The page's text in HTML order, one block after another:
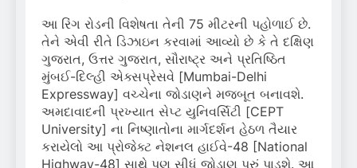
આ રિંગ રોડની વિશેષતા તેની 75 મીટરની પહોળાઈ છે.
તેને એવી રીતે ડિઝાઇન કરવામાં આવ્યો છે કે તે દક્ષિણ
ગુજરાત, ઉત્તર ગુજરાત, સૌરાષ્ટ્ર અને પ્રતિષ્ઠિત
મુંબઈ-દિલ્હી એક્સપ્રેસવે [Mumbai-Delhi
Expressway] વચ્ચેના જોડાણને મજબૂત બનાવશે.
અમદાવાદની પ્રખ્યાત સેપ્ટ યુનિવર્સિટી [CEPT
University] ના નિષ્ણાતોના માર્ગદર્શન હેઠળ તૈયાર
કરાયેલો આ પ્રોજેક્ટ નેશનલ હાઈવે-48 [National
Highway-48] સાથે પણ સીધું જોડાણ પૂરું પાડશે. આ